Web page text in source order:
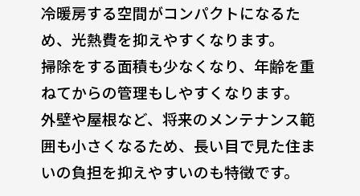
冷暖房する空間がコンパクトになるた
め、光熱費を抑えやすくなります。
掃除をする面積も少なくなり、年齢を重
ねてからの管理もしやすくなります。
外壁や屋根など、将来のメンテナンス範
囲も小さくなるため、長い目で見た住ま
いの負担を抑えやすいのも特徴です。